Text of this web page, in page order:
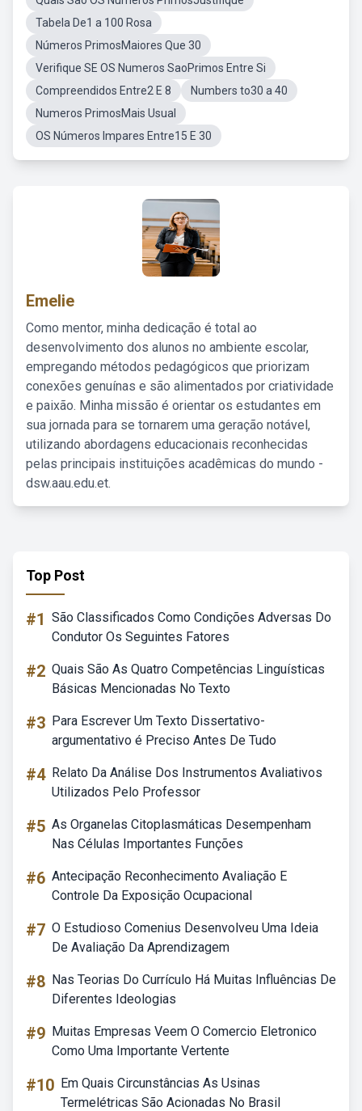
Tabela De1 a 100 Rosa
Números PrimosMaiores Que 30
Verifique SE OS Numeros SaoPrimos Entre Si
Compreendidos Entre2 E 8
Numbers to30 a 40
Numeros PrimosMais Usual
OS Números Impares Entre15 E 30
Emelie
Como mentor, minha dedicação é total ao
desenvolvimento dos alunos no ambiente escolar,
empregando métodos pedagógicos que priorizam
conexões genuínas e são alimentados por criatividade
e paixão. Minha missão é orientar os estudantes em
sua jornada para se tornarem uma geração notável,
utilizando abordagens educacionais reconhecidas
pelas principais instituições acadêmicas do mundo -
dsw.aau.edu.et.
Top Post
#1 São Classificados Como Condições Adversas Do
Condutor Os Seguintes Fatores
#2 Quais São As Quatro Competências Linguísticas
Básicas Mencionadas No Texto
#3 Para Escrever Um Texto Dissertativo-
argumentativo é Preciso Antes De Tudo
#4 Relato Da Análise Dos Instrumentos Avaliativos
Utilizados Pelo Professor
#5 As Organelas Citoplasmáticas Desempenham
Nas Células Importantes Funções
#6 Antecipação Reconhecimento Avaliação E
Controle Da Exposição Ocupacional
#7 O Estudioso Comenius Desenvolveu Uma Ideia
De Avaliação Da Aprendizagem
#8 Nas Teorias Do Currículo Há Muitas Influências De
Diferentes Ideologias
#9 Muitas Empresas Veem O Comercio Eletronico
Como Uma Importante Vertente
#10 Em Quais Circunstâncias As Usinas
Termelétricas São Acionadas No Brasil